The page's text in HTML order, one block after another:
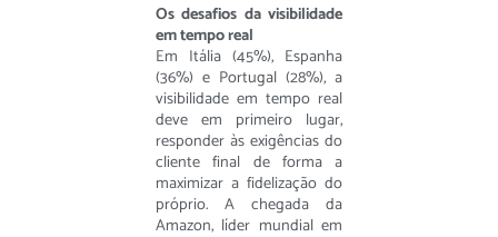
Os desafios da visibilidade
em tempo real
Em Itália (45%), Espanha
(36%) e Portugal (28%), a
visibilidade em tempo real
deve em primeiro lugar,
responder às exigências do
cliente final de forma a
maximizar a fidelização do
próprio. A chegada da
Amazon, líder mundial em